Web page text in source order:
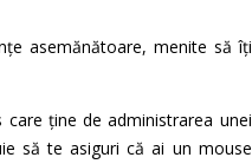
asemănătoare, menite să îți
ține de administrarea unei
să te asiguri că ai un mouse